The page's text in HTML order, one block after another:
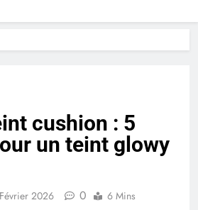
cushion : 5
un teint glowy
2026 0 6 Mins